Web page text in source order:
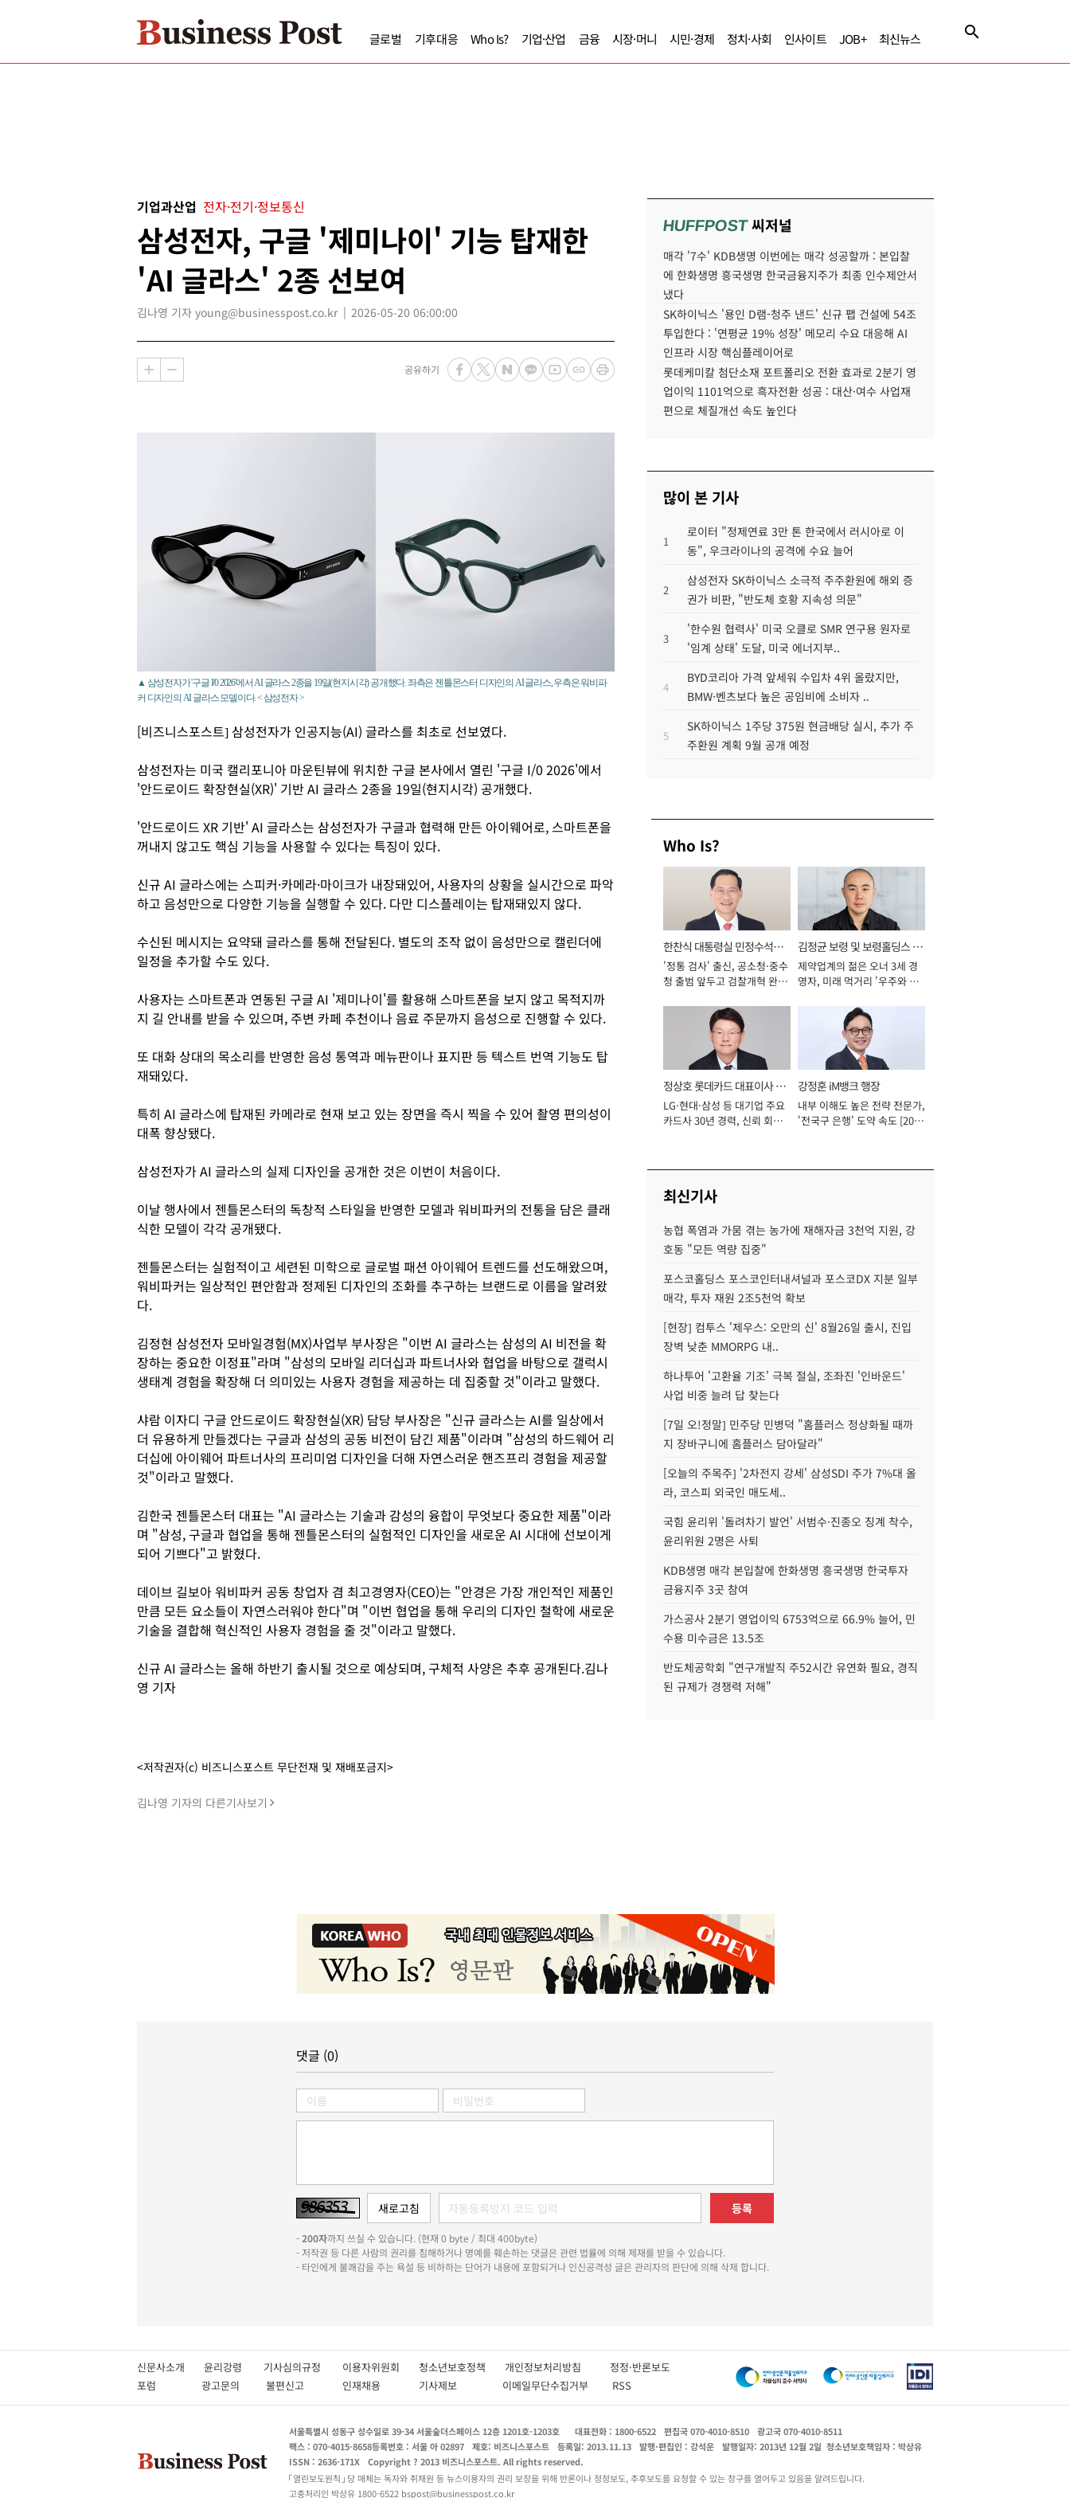
글로벌 기후대응 Who Is? 기업·산업 금융 시장·머니 시민·경제 정치·사회 인사이트 JOB+ 최신뉴스
기업과산업 전자·전기·정보통신
삼성전자, 구글 '제미나이' 기능 탑재한
'AI 글라스' 2종 선보여
김나영 기자 young@businesspost.co.kr 2026-05-20 06:00:00
공유하기
▲ 삼성전자가 '구글 I/0 2026'에서 AI 글라스 2종을 19일(현지시각) 공개했다. 좌측은 젠틀몬스터 디자인의 AI 글라스, 우측은 워비파
커 디자인의 AI 글라스 모델이다. < 삼성전자 >
[비즈니스포스트] 삼성전자가 인공지능(AI) 글라스를 최초로 선보였다.
삼성전자는 미국 캘리포니아 마운틴뷰에 위치한 구글 본사에서 열린 '구글 I/0 2026'에서
'안드로이드 확장현실(XR)' 기반 AI 글라스 2종을 19일(현지시각) 공개했다.
'안드로이드 XR 기반' AI 글라스는 삼성전자가 구글과 협력해 만든 아이웨어로, 스마트폰을
꺼내지 않고도 핵심 기능을 사용할 수 있다는 특징이 있다.
신규 AI 글라스에는 스피커·카메라·마이크가 내장돼있어, 사용자의 상황을 실시간으로 파악
하고 음성만으로 다양한 기능을 실행할 수 있다. 다만 디스플레이는 탑재돼있지 않다.
수신된 메시지는 요약돼 글라스를 통해 전달된다. 별도의 조작 없이 음성만으로 캘린더에
일정을 추가할 수도 있다.
사용자는 스마트폰과 연동된 구글 AI '제미나이'를 활용해 스마트폰을 보지 않고 목적지까
지 길 안내를 받을 수 있으며, 주변 카페 추천이나 음료 주문까지 음성으로 진행할 수 있다.
또 대화 상대의 목소리를 반영한 음성 통역과 메뉴판이나 표지판 등 텍스트 번역 기능도 탑
재돼있다.
특히 AI 글라스에 탑재된 카메라로 현재 보고 있는 장면을 즉시 찍을 수 있어 촬영 편의성이
대폭 향상됐다.
삼성전자가 AI 글라스의 실제 디자인을 공개한 것은 이번이 처음이다.
이날 행사에서 젠틀몬스터의 독창적 스타일을 반영한 모델과 워비파커의 전통을 담은 클래
식한 모델이 각각 공개됐다.
젠틀몬스터는 실험적이고 세련된 미학으로 글로벌 패션 아이웨어 트렌드를 선도해왔으며,
워비파커는 일상적인 편안함과 정제된 디자인의 조화를 추구하는 브랜드로 이름을 알려왔
다.
김정현 삼성전자 모바일경험(MX)사업부 부사장은 "이번 AI 글라스는 삼성의 AI 비전을 확
장하는 중요한 이정표"라며 "삼성의 모바일 리더십과 파트너사와 협업을 바탕으로 갤럭시
생태계 경험을 확장해 더 의미있는 사용자 경험을 제공하는 데 집중할 것"이라고 말했다.
샤람 이자디 구글 안드로이드 확장현실(XR) 담당 부사장은 "신규 글라스는 AI를 일상에서
더 유용하게 만들겠다는 구글과 삼성의 공동 비전이 담긴 제품"이라며 "삼성의 하드웨어 리
더십에 아이웨어 파트너사의 프리미엄 디자인을 더해 자연스러운 핸즈프리 경험을 제공할
것"이라고 말했다.
김한국 젠틀몬스터 대표는 "AI 글라스는 기술과 감성의 융합이 무엇보다 중요한 제품"이라
며 "삼성, 구글과 협업을 통해 젠틀몬스터의 실험적인 디자인을 새로운 AI 시대에 선보이게
되어 기쁘다"고 밝혔다.
데이브 길보아 워비파커 공동 창업자 겸 최고경영자(CEO)는 "안경은 가장 개인적인 제품인
만큼 모든 요소들이 자연스러워야 한다"며 "이번 협업을 통해 우리의 디자인 철학에 새로운
기술을 결합해 혁신적인 사용자 경험을 줄 것"이라고 말했다.
신규 AI 글라스는 올해 하반기 출시될 것으로 예상되며, 구체적 사양은 추후 공개된다.김나
영 기자
<저작권자(c) 비즈니스포스트 무단전재 및 재배포금지>
김나영 기자의 다른기사보기
HUFFPOST씨저널
매각 '7수' KDB생명 이번에는 매각 성공할까 : 본입찰
에 한화생명 흥국생명 한국금융지주가 최종 인수제안서
냈다
SK하이닉스 '용인 D램-청주 낸드' 신규 팹 건설에 54조
투입한다 : '연평균 19% 성장' 메모리 수요 대응해 AI
인프라 시장 핵심플레이어로
롯데케미칼 첨단소재 포트폴리오 전환 효과로 2분기 영
업이익 1101억으로 흑자전환 성공 : 대산·여수 사업재
편으로 체질개선 속도 높인다
많이 본 기사
1
로이터 "정제연료 3만 톤 한국에서 러시아로 이
동", 우크라이나의 공격에 수요 늘어
2
삼성전자 SK하이닉스 소극적 주주환원에 해외 증
권가 비판, "반도체 호황 지속성 의문"
3
'한수원 협력사' 미국 오클로 SMR 연구용 원자로
'임계 상태' 도달, 미국 에너지부..
4
BYD코리아 가격 앞세워 수입차 4위 올랐지만,
BMW·벤츠보다 높은 공임비에 소비자 ..
5
SK하이닉스 1주당 375원 현금배당 실시, 추가 주
주환원 계획 9월 공개 예정
Who Is?
한찬식 대통령실 민정수석비
서관
'정통 검사' 출신, 공소청·중수
청 출범 앞두고 검찰개혁 완수
김정균 보령 및 보령홀딩스 대
표이사 사장
제약업계의 젊은 오너 3세 경
영자, 미래 먹거리 '우주와 헬
정상호 롯데카드 대표이사 사
장
LG·현대·삼성 등 대기업 주요
카드사 30년 경력, 신뢰 회복
강정훈 iM뱅크 행장
내부 이해도 높은 전략 전문가,
'전국구 은행' 도약 속도 [2026
최신기사
농협 폭염과 가뭄 겪는 농가에 재해자금 3천억 지원, 강
호동 "모든 역량 집중"
포스코홀딩스 포스코인터내셔널과 포스코DX 지분 일부
매각, 투자 재원 2조5천억 확보
[현장] 컴투스 '제우스: 오만의 신' 8월26일 출시, 진입
장벽 낮춘 MMORPG 내..
하나투어 '고환율 기조' 극복 절실, 조좌진 '인바운드'
사업 비중 늘려 답 찾는다
[7일 오!정말] 민주당 민병덕 "홈플러스 정상화될 때까
지 장바구니에 홈플러스 담아달라"
[오늘의 주목주] '2차전지 강세' 삼성SDI 주가 7%대 올
라, 코스피 외국인 매도세..
국힘 윤리위 '돌려차기 발언' 서범수·진종오 징계 착수,
윤리위원 2명은 사퇴
KDB생명 매각 본입찰에 한화생명 흥국생명 한국투자
금융지주 3곳 참여
가스공사 2분기 영업이익 6753억으로 66.9% 늘어, 민
수용 미수금은 13.5조
반도체공학회 "연구개발직 주52시간 유연화 필요, 경직
된 규제가 경쟁력 저해"
댓글 (0)
등록
-200자까지 쓰실 수 있습니다. (현재 0 byte / 최대 400byte)
- 저작권 등 다른 사람의 권리를 침해하거나 명예를 훼손하는 댓글은 관련 법률에 의해 제재를 받을 수 있습니다.
- 타인에게 불쾌감을 주는 욕설 등 비하하는 단어가 내용에 포함되거나 인신공격성 글은 관리자의 판단에 의해 삭제 합니다.
신문사소개 윤리강령 기사심의규정 이용자위원회 청소년보호정책 개인정보처리방침 정정·반론보도
포럼
광고문의 불편신고 인재채용 기사제보 이메일무단수집거부 RSS
서울특별시 성동구 성수일로 39-34 서울숲더스페이스 12층 1201호-1203호 대표전화 : 1800-6522 편집국 070-4010-8510
광고국 070-4010-8511
팩스 : 070-4015-8658등록번호 : 서울 아 02897 제호: 비즈니스포스트 등록일: 2013.11.13 발행·편집인 : 강석운 발행일자: 2013년 12월 2일 청소년보호책임자 : 박상유
ISSN : 2636-171X
Copyright ? 2013 비즈니스포스트. All rights reserved.
열린보도원칙
당 매체는 독자와 취재원 등 뉴스이용자의 권리 보장을 위해 반론이나 정정보도, 추후보도를 요청할 수 있는 창구를 열어두고 있음을 알려드립니다.
고충처리인 박상유 1800-6522 bspost@businesspost.co.kr